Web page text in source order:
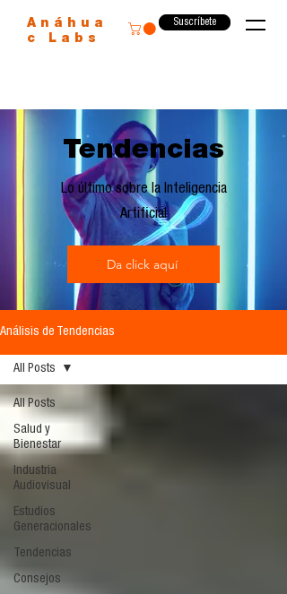
Anáhua
c Labs
Suscríbete
Tendencias
Lo último sobre la Inteligencia
Artificial
Da click aquí
Análisis de Tendencias
All Posts
Salud y
Bienestar
Industria
Audiovisual
Estudios
Generacionales
Tendencias
Consejos
All Posts